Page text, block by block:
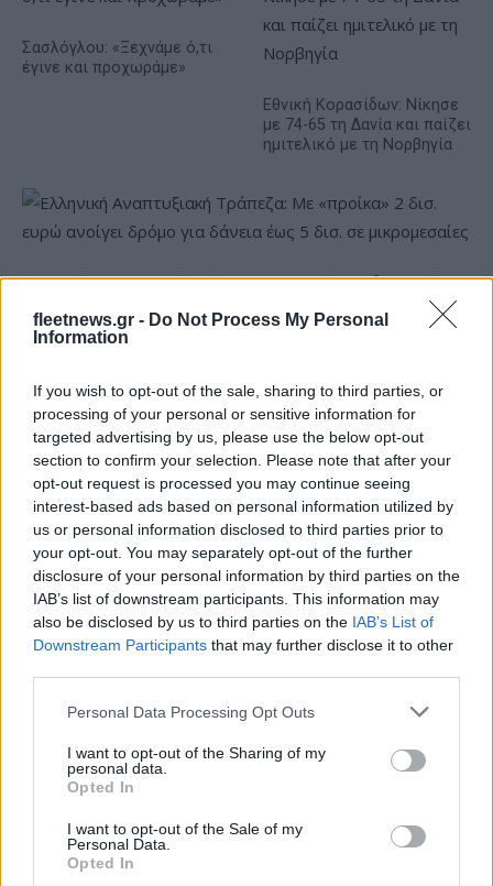
fleetnews.gr - Do Not Process My Personal
Information
If you wish to opt-out of the sale, sharing to third parties, or
processing of your personal or sensitive information for
targeted advertising by us, please use the below opt-out
section to confirm your selection. Please note that after your
opt-out request is processed you may continue seeing
interest-based ads based on personal information utilized by
us or personal information disclosed to third parties prior to
your opt-out. You may separately opt-out of the further
disclosure of your personal information by third parties on the
IAB’s list of downstream participants. This information may
also be disclosed by us to third parties on the IAB’s List of
Downstream Participants that may further disclose it to other
Please note that this website/app uses one or more Google
not limited to your visit or usage behaviour. You may click to
grant or deny consent to Google and its third-party tags to
use your data for below specified purposes in below Google
consent section.
Personal Data Processing Opt Outs
I want to opt-out of the Sharing of my
personal data.
Opted In
I want to opt-out of the Sale of my
Personal Data.
Opted In
Σασλόγλου: «Ξεχνάμε ό,τι
έγινε και προχωράμε»
Εθνική Κορασίδων: Νίκησε
με 74-65 τη Δανία και παίζει
ημιτελικό με τη Νορβηγία
Ελληνική Αναπτυξιακή Τράπεζα: Με «προίκα» 2 δισ. ευρώ
Β.Σ. Καρούλιας: Τζίρος 98,7
εκατ. ευρώ και αύξηση
κερδών 57% - Τα νέα
στοιχήματα σε low & non
alcohol
Deloitte Ελλάδος:
Χρηματοοικονομικός
σύμβουλος της ΔΕΗ για την
είσοδο στην πολωνική
αγορά ενέργειας
Η Chery επενδύει 75 εκατ. δολάρια στην KG Mobility
Το FIAT 500 Hybrid τώρα
από 18.990 ευρώ